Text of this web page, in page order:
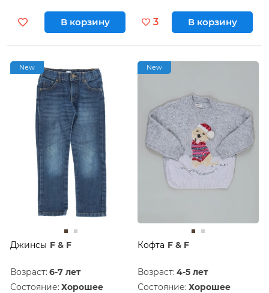
В корзину 3 В корзину
New
Джинсы F & F
Возраст: 6-7 лет
Состояние: Хорошее
New
Кофта F & F
Возраст: 4-5 лет
Состояние: Хорошее